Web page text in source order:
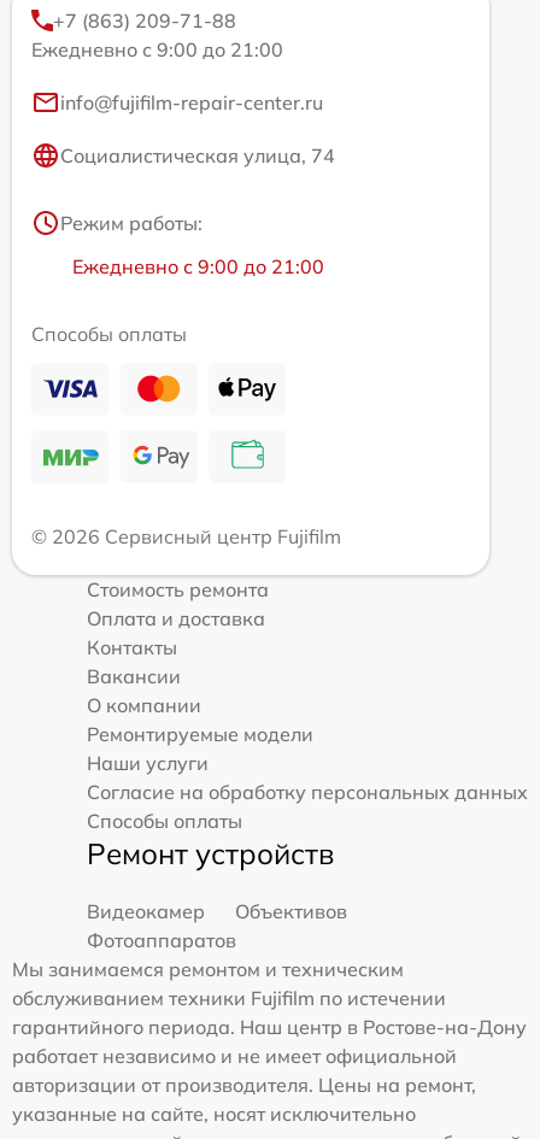
+7 (863) 209-71-88
Ежедневно с 9:00 до 21:00
info@fujifilm-repair-center.ru
Социалистическая улица, 74
Режим работы:
Ежедневно с 9:00 до 21:00
Способы оплаты
© 2026 Сервисный центр Fujifilm
Стоимость ремонта
Оплата и доставка
Контакты
Вакансии
О компании
Ремонтируемые модели
Наши услуги
Согласие на обработку персональных данных
Способы оплаты
Ремонт устройств
Видеокамер
Объективов
Фотоаппаратов
Мы занимаемся ремонтом и техническим
обслуживанием техники Fujifilm по истечении
гарантийного периода. Наш центр в Ростове-на-Дону
работает независимо и не имеет официальной
авторизации от производителя. Цены на ремонт,
указанные на сайте, носят исключительно